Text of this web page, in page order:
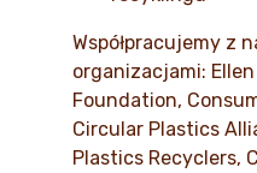
Współpracujemy z
organizacjami:
Foundation,
Circular Plastics
Plastics Recyclers,